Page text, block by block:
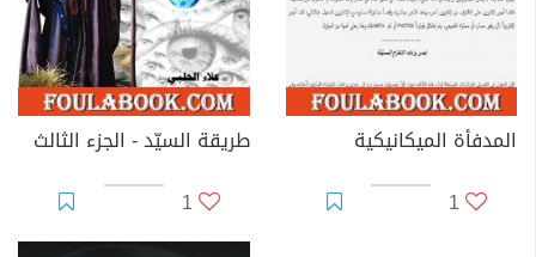
المدفأة الميكانيكية
1
طريقة السيّد - الجزء الثالث
1